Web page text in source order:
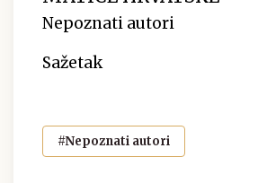
Nepoznati autori
Sažetak
#Nepoznati autori